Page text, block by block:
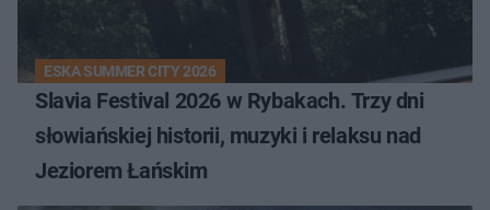
ESKA SUMMER CITY 2026
Slavia Festival 2026 w Rybakach. Trzy dni
słowiańskiej historii, muzyki i relaksu nad
Jeziorem Łańskim